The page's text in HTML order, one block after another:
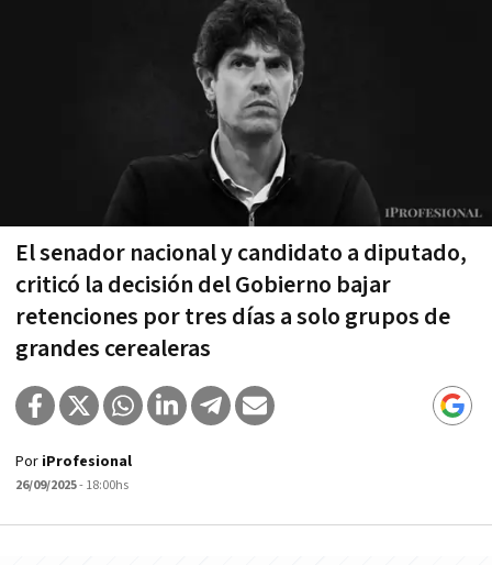
El senador nacional y candidato a diputado,
criticó la decisión del Gobierno bajar
retenciones por tres días a solo grupos de
grandes cerealeras
Por iProfesional
26/09/2025- 18:00hs